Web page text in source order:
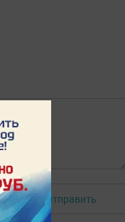
Отправить